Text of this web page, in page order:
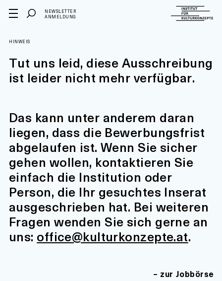
NEWSLETTER
ANMELDUNG
HINWEIS
Tut uns leid, diese Ausschreibung
ist leider nicht mehr verfügbar.
Das kann unter anderem daran
liegen, dass die Bewerbungsfrist
abgelaufen ist. Wenn Sie sicher
gehen wollen, kontaktieren Sie
einfach die Institution oder
Person, die Ihr gesuchtes Inserat
ausgeschrieben hat. Bei weiteren
Fragen wenden Sie sich gerne an
uns: office@kulturkonzepte.at.
zur Jobbörse